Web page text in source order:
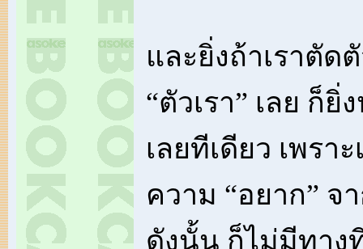
และยิ่งถ้าเราตัด
“ตัวเรา” เลย ก็
เลยทีเดียว เพรา
ความ “อยาก” จ
ดังนั้น ก็ไม่มีทาง